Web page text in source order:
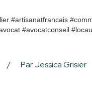
#artisanatfrancais
#avocatconseil
/ Par Jessica Grisier